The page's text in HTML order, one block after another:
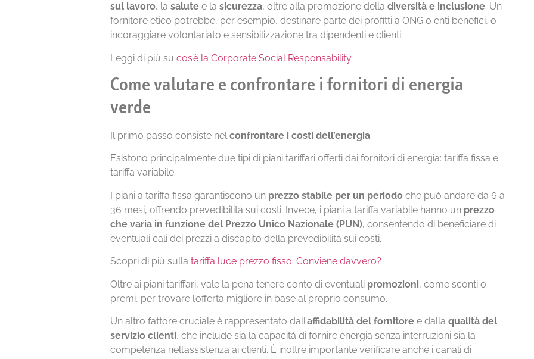
sul lavoro, lasalutee lasicurezza, oltre alla promozione delladiversità e inclusione. Un
fornitore etico potrebbe, per esempio, destinare parte dei profitti a ONG o enti benefici, o
incoraggiare volontariato e sensibilizzazione tra dipendenti e clienti.
Leggi di più sucos’è la Corporate Social Responsability.
Come valutare e confrontare i fornitori di energia
verde
Il primo passo consiste nelconfrontare i costi dell’energia.
Esistono principalmente due tipi di piani tariffari offerti dai fornitori di energia: tariffa fissa e
tariffa variabile.
I piani a tariffa fissa garantiscono un prezzo stabile per un periodo che può andare da 6 a
36 mesi, offrendo prevedibilità sui costi. Invece, i piani a tariffa variabile hanno un prezzo
che varia in funzione del Prezzo Unico Nazionale (PUN), consentendo di beneficiare di
eventuali cali dei prezzi a discapito della prevedibilità sui costi.
Scopri di più sullatariffa luce prezzo fisso. Conviene davvero?
Oltre ai piani tariffari, vale la pena tenere conto di eventuali promozioni, come sconti o
premi, per trovare l’offerta migliore in base al proprio consumo.
Un altro fattore cruciale è rappresentato dall’affidabilità del fornitoree dallaqualità del
servizio clienti, che include sia la capacità di fornire energia senza interruzioni sia la
competenza nell’assistenza ai clienti. È inoltre importante verificare anche i canali di